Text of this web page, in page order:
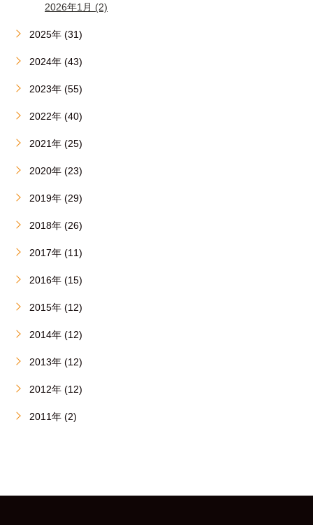
2026年1月 (2)
2025年 (31)
2024年 (43)
2023年 (55)
2022年 (40)
2021年 (25)
2020年 (23)
2019年 (29)
2018年 (26)
2017年 (11)
2016年 (15)
2015年 (12)
2014年 (12)
2013年 (12)
2012年 (12)
2011年 (2)